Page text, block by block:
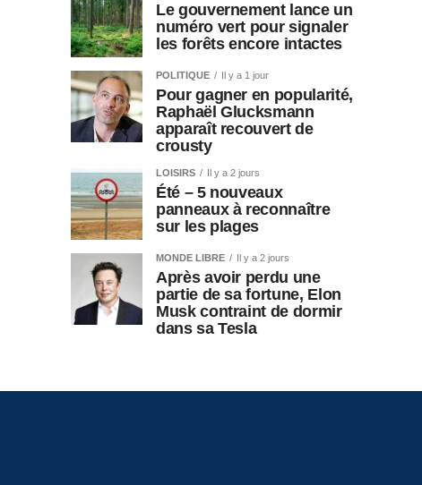
Le gouvernement lance un
numéro vert pour signaler
les forêts encore intactes
POLITIQUE Il y a 1 jour
Pour gagner en popularité,
Raphaël Glucksmann
apparaît recouvert de
crousty
LOISIRS Il y a 2 jours
Été – 5 nouveaux
panneaux à reconnaître
sur les plages
MONDE LIBRE Il y a 2 jours
Après avoir perdu une
partie de sa fortune, Elon
Musk contraint de dormir
dans sa Tesla